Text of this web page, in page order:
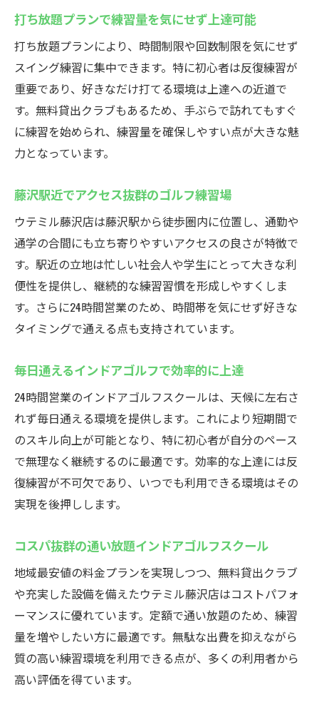
打ち放題プランで練習量を気にせず上達可能
打ち放題プランにより、時間制限や回数制限を気にせず
スイング練習に集中できます。特に初心者は反復練習が
重要であり、好きなだけ打てる環境は上達への近道で
す。無料貸出クラブもあるため、手ぶらで訪れてもすぐ
に練習を始められ、練習量を確保しやすい点が大きな魅
力となっています。
藤沢駅近でアクセス抜群のゴルフ練習場
ウテミル藤沢店は藤沢駅から徒歩圏内に位置し、通勤や
通学の合間にも立ち寄りやすいアクセスの良さが特徴で
す。駅近の立地は忙しい社会人や学生にとって大きな利
便性を提供し、継続的な練習習慣を形成しやすくしま
す。さらに24時間営業のため、時間帯を気にせず好きな
タイミングで通える点も支持されています。
毎日通えるインドアゴルフで効率的に上達
24時間営業のインドアゴルフスクールは、天候に左右さ
れず毎日通える環境を提供します。これにより短期間で
のスキル向上が可能となり、特に初心者が自分のペース
で無理なく継続するのに最適です。効率的な上達には反
復練習が不可欠であり、いつでも利用できる環境はその
実現を後押しします。
コスパ抜群の通い放題インドアゴルフスクール
地域最安値の料金プランを実現しつつ、無料貸出クラブ
や充実した設備を備えたウテミル藤沢店はコストパフォ
ーマンスに優れています。定額で通い放題のため、練習
量を増やしたい方に最適です。無駄な出費を抑えながら
質の高い練習環境を利用できる点が、多くの利用者から
高い評価を得ています。